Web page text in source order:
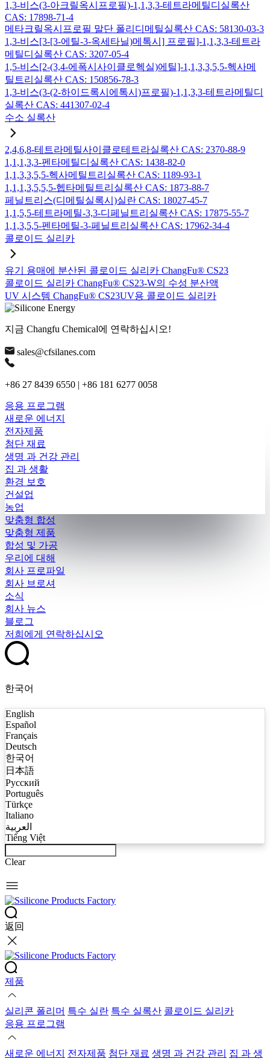
1,3-비스(3-아크릴옥시프로필)-1,1,3,3-테트라메틸디실록산
CAS: 17898-71-4
메타크릴옥시프로필 말단 폴리디메틸실록산 CAS: 58130-03-3
1,3-비스[3-[3-에틸-3-옥세타닐)메톡시] 프로필]-1,1,3,3-테트라
메틸디실록산 CAS: 3207-05-4
1,5-비스[2-(3,4-에폭시사이클로헥실)에틸]-1,1,3,3,5,5-헥사메
틸트리실록산 CAS: 150856-78-3
1,3-비스(3-(2-하이드록시에톡시)프로필)-1,1,3,3-테트라메틸디
실록산 CAS: 441307-02-4
수소 실록산
2,4,6,8-테트라메틸사이클로테트라실록산 CAS: 2370-88-9
1,1,1,3,3-펜타메틸디실록산 CAS: 1438-82-0
1,1,3,3,5,5-헥사메틸트리실록산 CAS: 1189-93-1
1,1,1,3,5,5,5-헵타메틸트리실록산 CAS: 1873-88-7
페닐트리스(디메틸실록시)실란 CAS: 18027-45-7
1,1,5,5-테트라메틸-3,3-디페닐트리실록산 CAS: 17875-55-7
1,1,3,5,5-펜타메틸-3-페닐트리실록산 CAS: 17962-34-4
콜로이드 실리카
유기 용매에 분산된 콜로이드 실리카 ChangFu® CS23
콜로이드 실리카 ChangFu® CS23-W의 수성 분산액
UV 시스템 ChangFu® CS23UV용 콜로이드 실리카
지금 Changfu Chemical에 연락하십시오!
sales@cfsilanes.com
+86 27 8439 6550 | +86 181 6277 0058
응용 프로그램
새로운 에너지
전자제품
첨단 재료
생명 과 건강 관리
집 과 생활
환경 보호
건설업
농업
맞춤형 합성
맞춤형 제품
합성 및 가공
우리에 대해
회사 프로파일
회사 브로셔
소식
회사 뉴스
블로그
저희에게 연락하십시오
한국어
English
Español
Français
Deutsch
한국어
日本語
Русский
Português
Türkçe
Italiano
العربية
Tiếng Việt
Clear
返回
제품
실리콘 폴리머 특수 실란 특수 실록산 콜로이드 실리카
응용 프로그램
새로운 에너지 전자제품 첨단 재료 생명 과 건강 관리 집 과 생